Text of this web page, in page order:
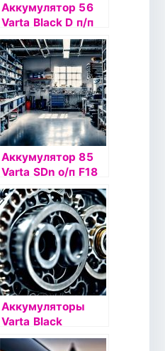
Аккумулятор 56
Varta Black D п/п
C15 (556 401)
Аккумулятор 85
Varta SDn о/п F18
(585 200)
Аккумуляторы
Varta Black
Dynamic